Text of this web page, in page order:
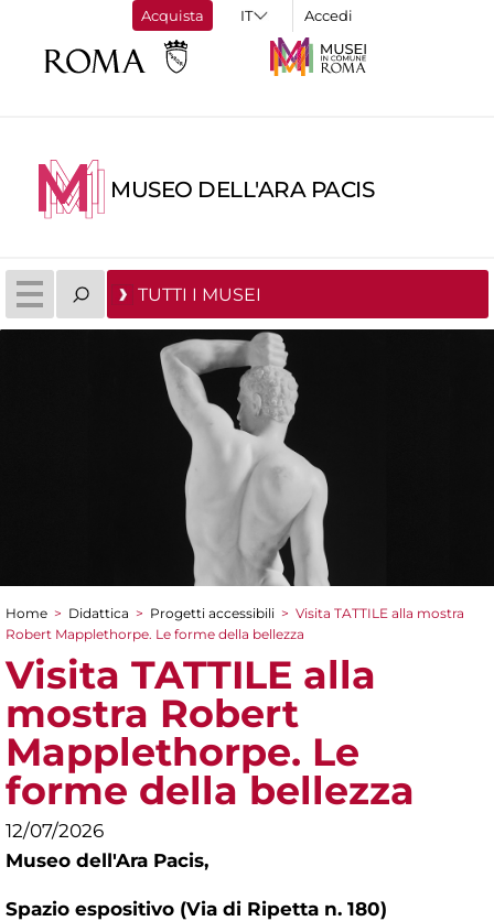
Acquista Accedi
MUSEO DELL'ARA PACIS
TUTTI I MUSEI
Tu sei qui
Home > Didattica > Progetti accessibili > Visita TATTILE alla mostra
Robert Mapplethorpe. Le forme della bellezza
Visita TATTILE alla
mostra Robert
Mapplethorpe. Le
forme della bellezza
12/07/2026
Museo dell'Ara Pacis,
Spazio espositivo (Via di Ripetta n. 180)